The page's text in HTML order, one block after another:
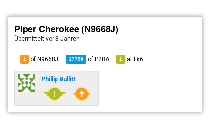
Piper Cherokee (N9668J)
Übermitteltvor 8 Jahren
1 of N9668J 17798 ofP28A 1 atL66
Phillip Bullitt